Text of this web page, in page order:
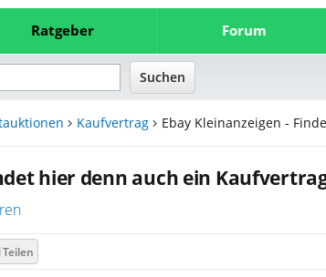
Ratgeber Forum
Kaufvertrag Ebay Kleinanzeigen -
hier denn auch ein
Teilen